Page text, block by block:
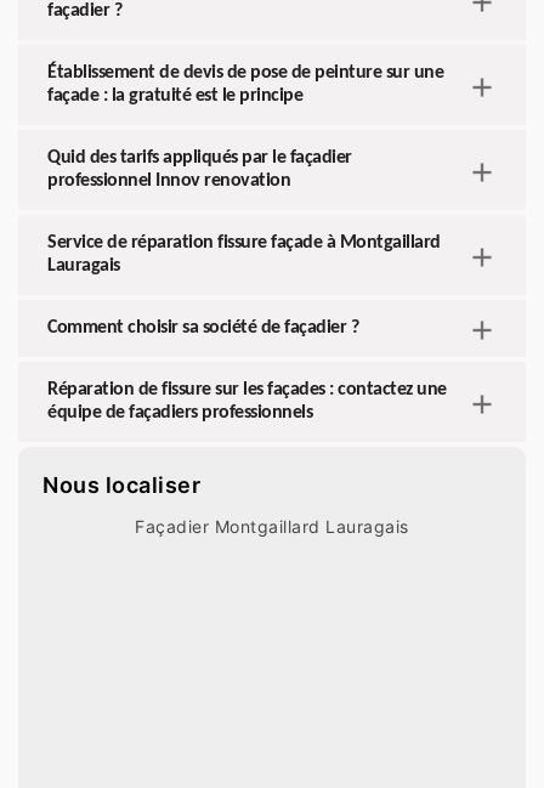
façadier ?
Établissement de devis de pose de peinture sur une
façade : la gratuité est le principe
Quid des tarifs appliqués par le façadier
professionnel Innov renovation
Service de réparation fissure façade à Montgaillard
Lauragais
Comment choisir sa société de façadier ?
Réparation de fissure sur les façades : contactez une
équipe de façadiers professionnels
Nous localiser
Façadier Montgaillard Lauragais